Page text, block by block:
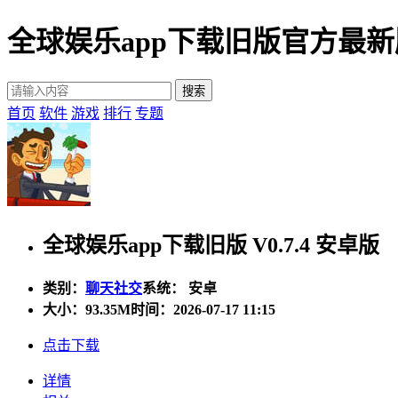
全球娱乐app下载旧版官方最
首页 软件 游戏 排行 专题
全球娱乐app下载旧版 V0.7.4 安卓版
类别： 聊天社交系统： 安卓
大小： 93.35M时间：2026-07-17 11:15
点击下载
详情